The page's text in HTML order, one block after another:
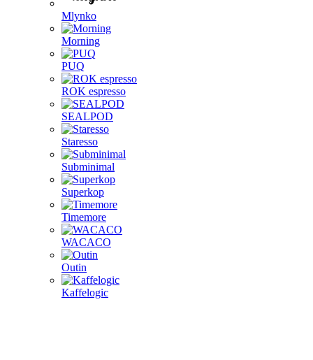
Mlynko
Morning
PUQ
ROK espresso
SEALPOD
Staresso
Subminimal
Superkop
Timemore
WACACO
Outin
Kaffelogic